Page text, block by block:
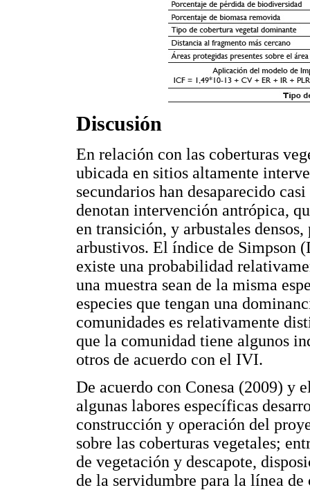
Discusión
En relación con las coberturas
ubicada en sitios altamente
secundarios han desaparecido
denotan intervención antrópica,
en transición, y arbustales
arbustivos. El índice de Simpson
existe una probabilidad
una muestra sean de la misma
especies que tengan una
comunidades es relativamente
que la comunidad tiene algunos
otros de acuerdo con el IVI.
De acuerdo con Conesa (2009) y
algunas labores específicas
construcción y operación del
sobre las coberturas vegetales;
de vegetación y descapote,
de la servidumbre para la línea